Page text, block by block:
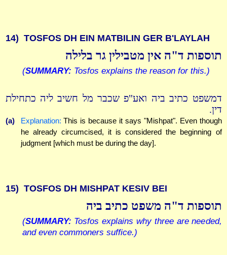
14) TOSFOS DH EIN MATBILIN GER B'LAYLAH
תוספות ד"ה אין מטבילין גר בלילה
(SUMMARY: Tosfos explains the reason for this.)
דמשפט כתיב ביה ואע"פ שכבר מל חשיב ליה כתחילת
דין.
(a) Explanation: This is because it says "Mishpat". Even though
he already circumcised, it is considered the beginning of
judgment [which must be during the day].
15) TOSFOS DH MISHPAT KESIV BEI
תוספות ד"ה משפט כתיב ביה
(SUMMARY: Tosfos explains why three are needed,
and even commoners suffice.)